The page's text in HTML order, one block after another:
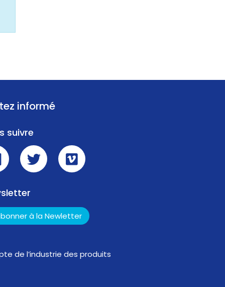
informé
suivre
à la Newletter
de l’industrie des produits